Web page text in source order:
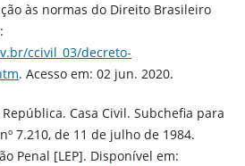
às normas do Direito Brasileiro
ccivil_03/decreto-
. Acesso em: 02 jun. 2020.
Casa Civil. Subchefia para
7.210, de 11 de julho de 1984.
Penal [LEP]. Disponível em: